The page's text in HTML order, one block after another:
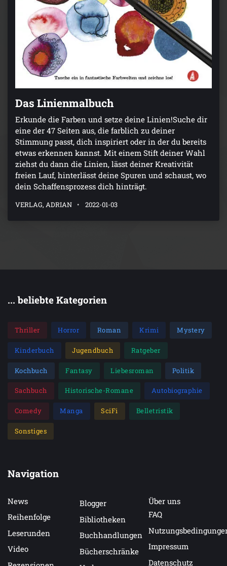
Das Linienmalbuch
Erkunde die Farben und setze deine Linien!Suche dir
eine der 47 Seiten aus, die farblich zu deiner
Stimmung passt, dich inspiriert oder in der du bereits
etwas erkennen kannst. Mit einem Stift deiner Wahl
ziehst du dann die Linien, lässt deiner Kreativität
freien Lauf, hinterlässt deine Spuren und schaust, wo
dein Schaffensprozess dich hinträgt.
VERLAG, ADRIAN 2022-01-03
... beliebte Kategorien
Thriller Horror Roman Krimi Mystery
Kinderbuch Jugendbuch Ratgeber
Kochbuch Fantasy Liebesroman Politik
Sachbuch Historische-Romane Autobiographie
Comedy Manga SciFi Belletristik
Sonstiges
Navigation
News
Reihenfolge
Leserunden
Video
Blogger
Bibliotheken
Buchhandlungen
Bücherschränke
Über uns
FAQ
Impressum
Datenschutz